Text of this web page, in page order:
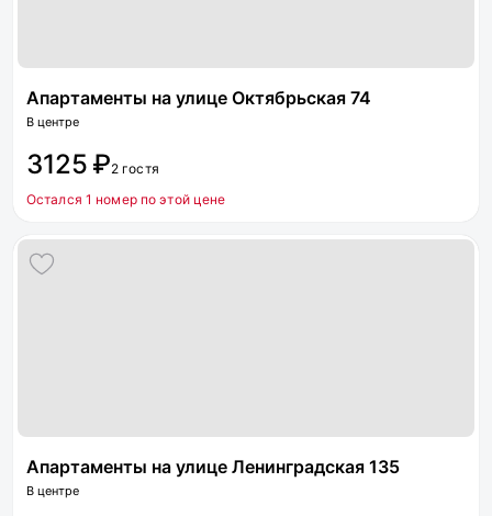
Апартаменты на улице Октябрьская 74
В центре
3125 ₽2 гостя
Остался 1 номер по этой цене
Апартаменты на улице Ленинградская 135
В центре